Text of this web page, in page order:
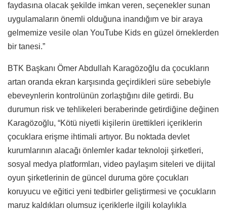
faydasına olacak şekilde imkan veren, seçenekler sunan
uygulamaların önemli olduğuna inandığım ve bir araya
gelmemize vesile olan YouTube Kids en güzel örneklerden
bir tanesi.”
BTK Başkanı Ömer Abdullah Karagözoğlu da çocukların
artan oranda ekran karşısında geçirdikleri süre sebebiyle
ebeveynlerin kontrolünün zorlaştığını dile getirdi. Bu
durumun risk ve tehlikeleri beraberinde getirdiğine değinen
Karagözoğlu, “Kötü niyetli kişilerin ürettikleri içeriklerin
çocuklara erişme ihtimali artıyor. Bu noktada devlet
kurumlarının alacağı önlemler kadar teknoloji şirketleri,
sosyal medya platformları, video paylaşım siteleri ve dijital
oyun şirketlerinin de güncel duruma göre çocukları
koruyucu ve eğitici yeni tedbirler geliştirmesi ve çocukların
maruz kaldıkları olumsuz içeriklerle ilgili kolaylıkla